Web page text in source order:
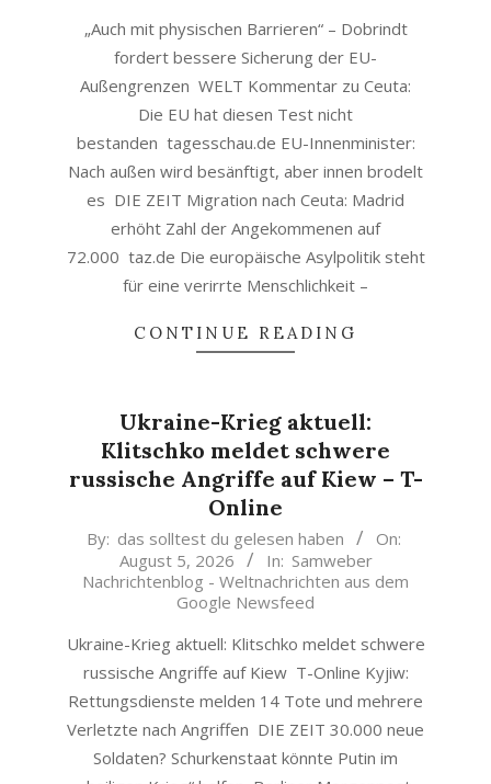
„Auch mit physischen Barrieren“ – Dobrindt
fordert bessere Sicherung der EU-
Außengrenzen WELT Kommentar zu Ceuta:
Die EU hat diesen Test nicht
bestanden tagesschau.de EU-Innenminister:
Nach außen wird besänftigt, aber innen brodelt
es DIE ZEIT Migration nach Ceuta: Madrid
erhöht Zahl der Angekommenen auf
72.000 taz.de Die europäische Asylpolitik steht
für eine verirrte Menschlichkeit –
CONTINUE READING
Ukraine-Krieg aktuell:
Klitschko meldet schwere
russische Angriffe auf Kiew – T-
Online
2026-
05
By: das solltest du gelesen haben
On:
August 5, 2026
In: Samweber
Nachrichtenblog - Weltnachrichten aus dem
Google Newsfeed
Ukraine-Krieg aktuell: Klitschko meldet schwere
russische Angriffe auf Kiew T-Online Kyjiw:
Rettungsdienste melden 14 Tote und mehrere
Verletzte nach Angriffen DIE ZEIT 30.000 neue
Soldaten? Schurkenstaat könnte Putin im